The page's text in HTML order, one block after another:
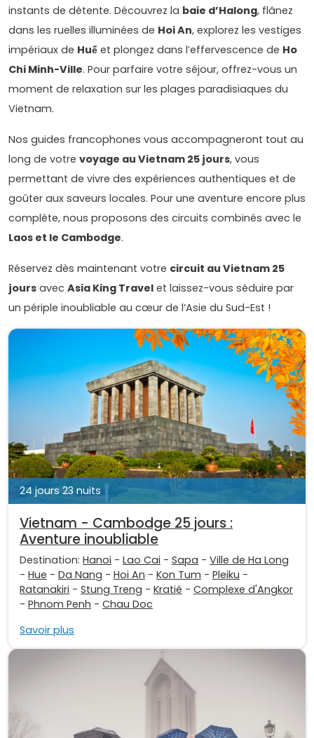
instants de détente. Découvrez la baie d’Halong, flânez
dans les ruelles illuminées de Hoi An, explorez les vestiges
impériaux de Huế et plongez dans l’effervescence de Ho
Chi Minh-Ville. Pour parfaire votre séjour, offrez-vous un
moment de relaxation sur les plages paradisiaques du
Vietnam.
Nos guides francophones vous accompagneront tout au
long de votre voyage au Vietnam 25 jours, vous
permettant de vivre des expériences authentiques et de
goûter aux saveurs locales. Pour une aventure encore plus
complète, nous proposons des circuits combinés avec le
Laos et le Cambodge.
Réservez dès maintenant votre circuit au Vietnam 25
jours avec Asia King Travel et laissez-vous séduire par
un périple inoubliable au cœur de l’Asie du Sud-Est !
24 jours 23 nuits
Vietnam - Cambodge 25 jours :
Aventure inoubliable
Destination: Hanoi - Lao Cai - Sapa - Ville de Ha Long
- Hue - Da Nang - Hoi An - Kon Tum - Pleiku -
Ratanakiri - Stung Treng - Kratié - Complexe d'Angkor
- Phnom Penh - Chau Doc
Savoir plus